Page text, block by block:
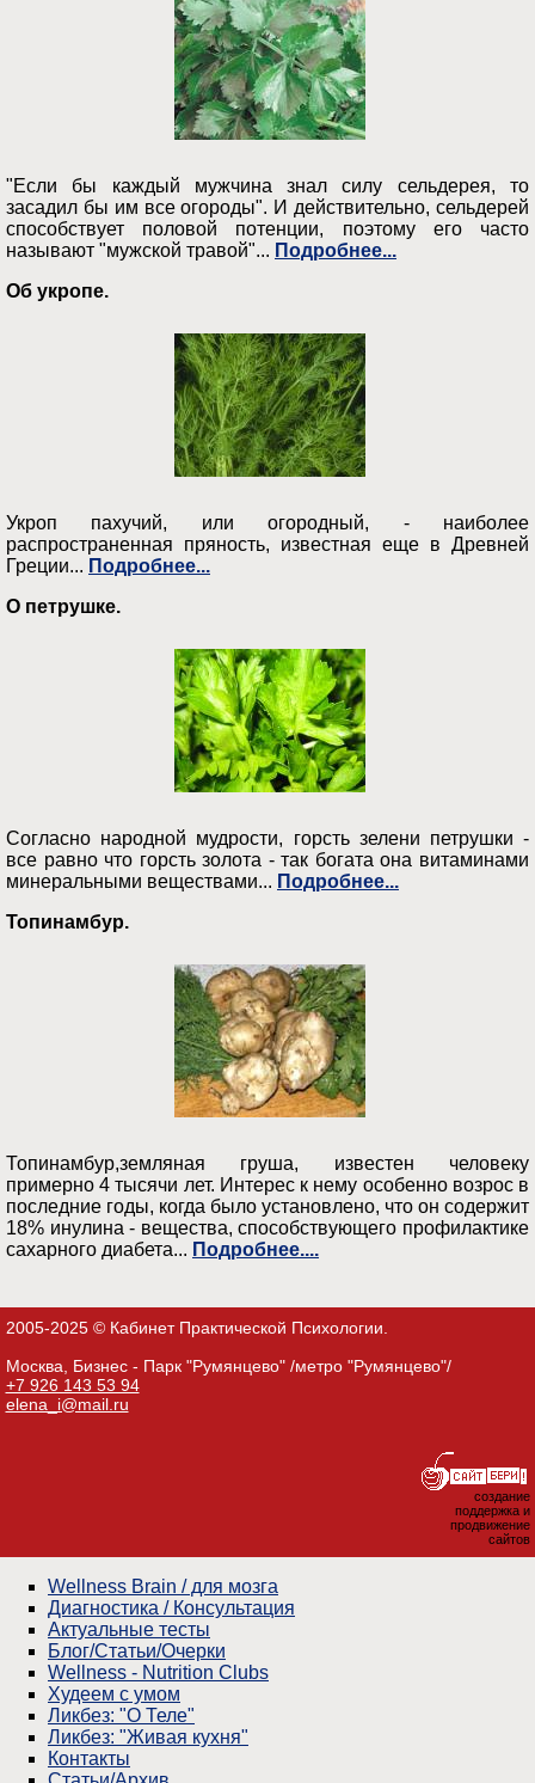
"Если бы каждый мужчина знал силу сельдерея, то
засадил бы им все огороды". И действительно, сельдерей
способствует половой потенции, поэтому его часто
называют "мужской травой"... Подробнее...
Об укропе.
Укроп пахучий, или огородный, - наиболее
распространенная пряность, известная еще в Древней
Греции... Подробнее...
О петрушке.
Согласно народной мудрости, горсть зелени петрушки -
все равно что горсть золота - так богата она витаминами
минеральными веществами... Подробнее...
Топинамбур.
Топинамбур,земляная груша, известен человеку
примерно 4 тысячи лет. Интерес к нему особенно возрос в
последние годы, когда было установлено, что он содержит
18% инулина - вещества, способствующего профилактике
сахарного диабета... Подробнее....
2005-2025 © Кабинет Практической Психологии.
Москва, Бизнес - Парк "Румянцево" /метро "Румянцево"/
+7 926 143 53 94
elena_i@mail.ru
создание
поддержка и
продвижение
сайтов
Wellness Brain / для мозга
Диагностика / Консультация
Актуальные тесты
Блог/Статьи/Очерки
Wellness - Nutrition Clubs
Худеем с умом
Ликбез: "О Теле"
Ликбез: "Живая кухня"
Контакты